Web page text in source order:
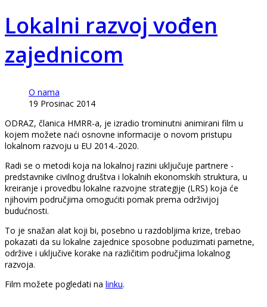
Lokalni razvoj vođen
zajednicom
O nama
19 Prosinac 2014
ODRAZ, članica HMRR-a, je izradio trominutni animirani film u
kojem možete naći osnovne informacije o novom pristupu
lokalnom razvoju u EU 2014.-2020.
Radi se o metodi koja na lokalnoj razini uključuje partnere -
predstavnike civilnog društva i lokalnih ekonomskih struktura, u
kreiranje i provedbu lokalne razvojne strategije (LRS) koja će
njihovim područjima omogućiti pomak prema održivijoj
budućnosti.
To je snažan alat koji bi, posebno u razdobljima krize, trebao
pokazati da su lokalne zajednice sposobne poduzimati pametne,
održive i uključive korake na različitim područjima lokalnog
razvoja.
Film možete pogledati na linku.